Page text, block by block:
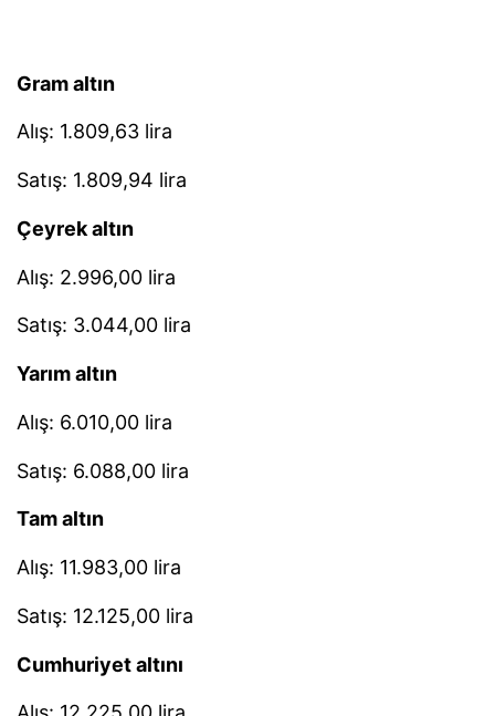
Gram altın
Alış: 1.809,63 lira
Satış: 1.809,94 lira
Çeyrek altın
Alış: 2.996,00 lira
Satış: 3.044,00 lira
Yarım altın
Alış: 6.010,00 lira
Satış: 6.088,00 lira
Tam altın
Alış: 11.983,00 lira
Satış: 12.125,00 lira
Cumhuriyet altını